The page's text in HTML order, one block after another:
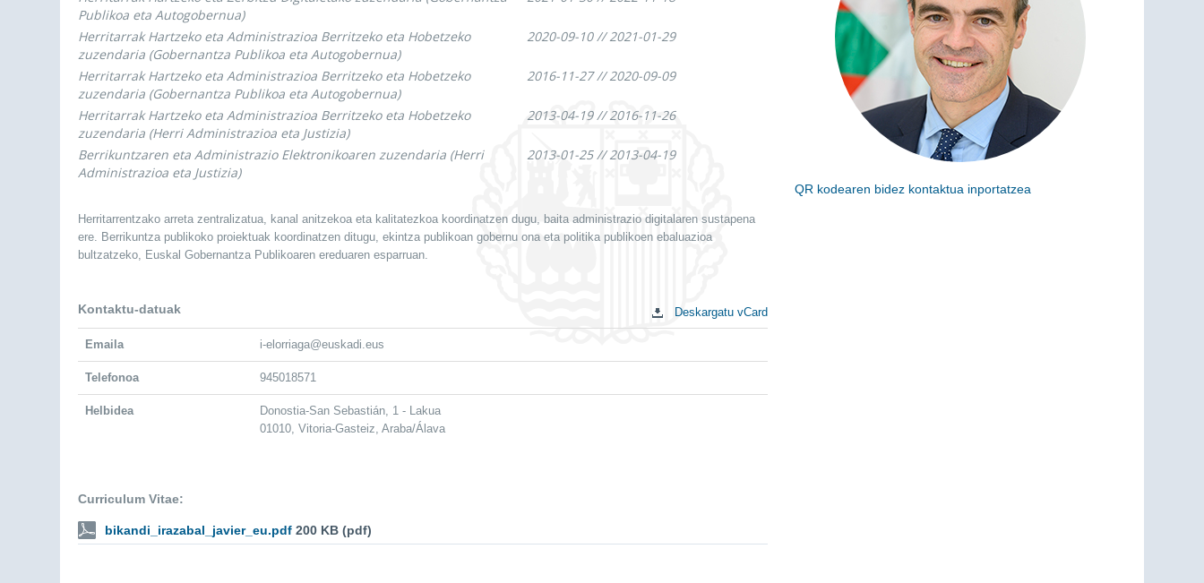
Publikoa eta Autogobernua)
Herritarrak Hartzeko eta Administrazioa Berritzeko eta Hobetzeko
zuzendaria (Gobernantza Publikoa eta Autogobernua)
2020-09-10 // 2021-01-29
Herritarrak Hartzeko eta Administrazioa Berritzeko eta Hobetzeko
zuzendaria (Gobernantza Publikoa eta Autogobernua)
2016-11-27 // 2020-09-09
Herritarrak Hartzeko eta Administrazioa Berritzeko eta Hobetzeko
zuzendaria (Herri Administrazioa eta Justizia)
2013-04-19 // 2016-11-26
Berrikuntzaren eta Administrazio Elektronikoaren zuzendaria (Herri
Administrazioa eta Justizia)
2013-01-25 // 2013-04-19
Herritarrentzako arreta zentralizatua, kanal anitzekoa eta kalitatezkoa koordinatzen dugu, baita administrazio digitalaren sustapena
ere. Berrikuntza publikoko proiektuak koordinatzen ditugu, ekintza publikoan gobernu ona eta politika publikoen ebaluazioa
bultzatzeko, Euskal Gobernantza Publikoaren ereduaren esparruan.
Kontaktu-datuak Deskargatu vCard
Emaila i-elorriaga@euskadi.eus
Telefonoa 945018571
Helbidea
Donostia-San Sebastián, 1 - Lakua
01010, Vitoria-Gasteiz, Araba/Álava
Curriculum Vitae:
bikandi_irazabal_javier_eu.pdf 200 KB (pdf)
QR kodearen bidez kontaktua inportatzea